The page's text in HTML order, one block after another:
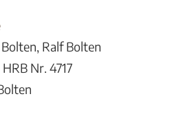
Ralf Bolten
Nr. 4717